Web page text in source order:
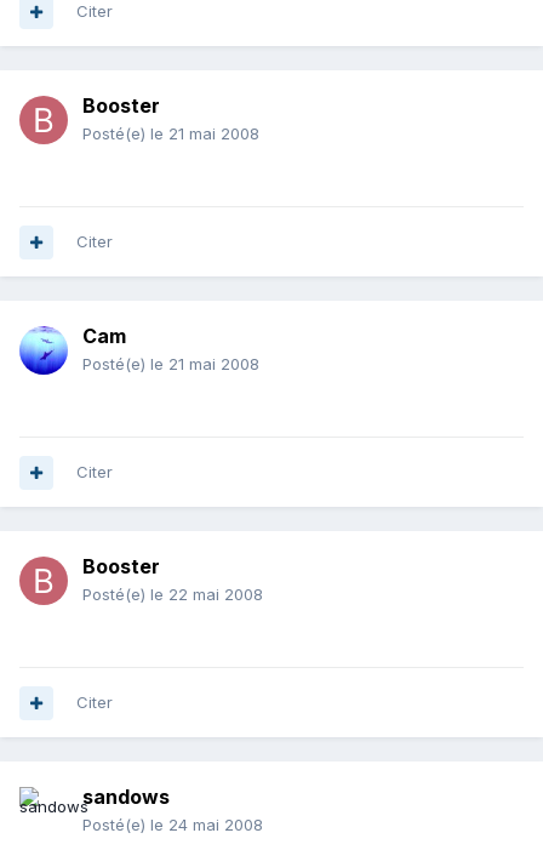
Citer
Booster
Posté(e) le 21 mai 2008
Citer
Cam
Posté(e) le 21 mai 2008
Citer
Booster
Posté(e) le 22 mai 2008
Citer
sandows
Posté(e) le 24 mai 2008